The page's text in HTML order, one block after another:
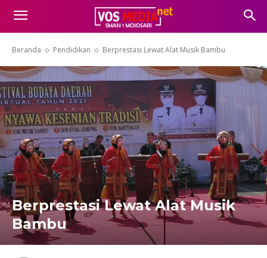
Beranda Pendidikan Berprestasi Lewat Alat Musik Bambu
Berprestasi Lewat Alat Musik
Bambu